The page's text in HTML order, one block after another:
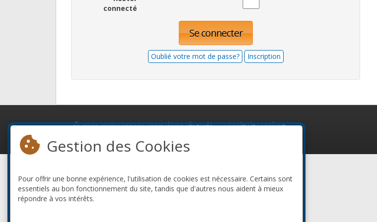
connecté
Se connecter
Oublié votre mot de passe? Inscription
© 2010-2026 ConFoo. Tous droits réservés. Code de conduite
Gestion des Cookies
Pour offrir une bonne expérience, l'utilisation de cookies est nécessaire. Certains sont
essentiels au bon fonctionnement du site, tandis que d'autres nous aident à mieux
répondre à vos intérêts.